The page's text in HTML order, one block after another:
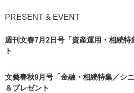
PRESENT & EVENT
週刊文春7月2日号「資産運用・相続
ト
文藝春秋9月号「金融・相続特集／シ
＆プレゼント